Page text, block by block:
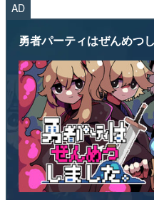
AD
勇者パーティはぜんめつ